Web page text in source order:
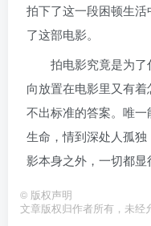
拍下了这一段困顿生
了这部电影。
拍电影究竟是为
向放置在电影里又有
不出标准的答案。唯
生命，情到深处人孤
影本身之外，一切都
© 版权声明
文章版权归作者所有，未经